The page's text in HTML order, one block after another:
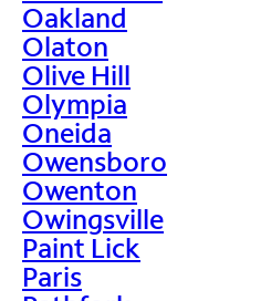
Oakland
Olaton
Olive Hill
Olympia
Oneida
Owensboro
Owenton
Owingsville
Paint Lick
Paris